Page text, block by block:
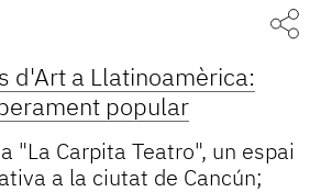
d'Art a Llatinoamèrica:
popular
"La Carpita Teatro", un espai
a la ciutat de Cancún;